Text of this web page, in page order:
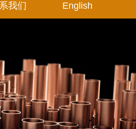
我们 English